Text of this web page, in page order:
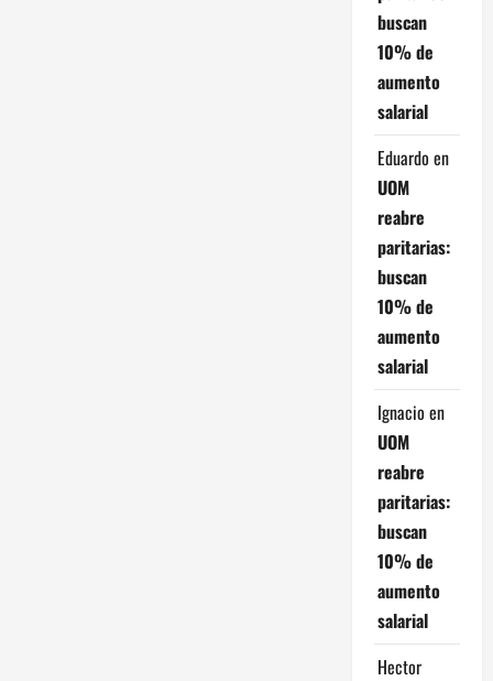
buscan
10% de
aumento
salarial
Eduardo en
UOM
reabre
paritarias:
buscan
10% de
aumento
salarial
Ignacio en
UOM
reabre
paritarias:
buscan
10% de
aumento
salarial
Hector